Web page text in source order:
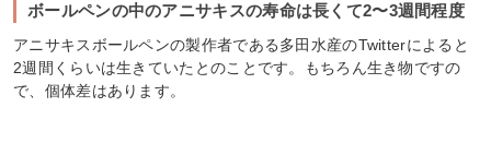
ボールペンの中のアニサキスの寿命は長くて2〜3週間程度
アニサキスボールペンの製作者である多田水産のTwitterによると
2週間くらいは生きていたとのことです。もちろん生き物ですの
で、個体差はあります。